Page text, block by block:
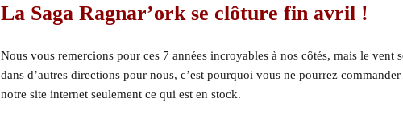
La Saga Ragnar’ork se clôture fin avril !
Nous vous remercions pour ces 7 années incroyables à nos côtés, mais le vent
dans d’autres directions pour nous, c’est pourquoi vous ne pourrez
notre site internet seulement ce qui est en stock.